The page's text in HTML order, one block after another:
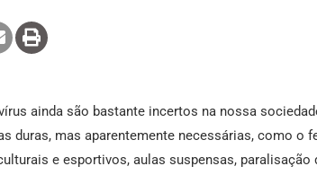
ainda são bastante incertos na nossa
duras, mas aparentemente necessárias, como o
e esportivos, aulas suspensas, paralisação